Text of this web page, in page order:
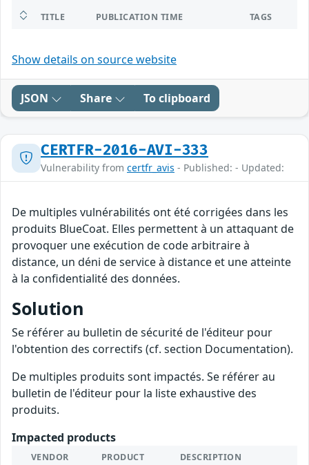
TITLE PUBLICATION TIME TAGS
Show details on source website
JSON Share To clipboard
CERTFR-2016-AVI-333
Vulnerability from certfr_avis - Published: - Updated:
De multiples vulnérabilités ont été corrigées dans les
produits BlueCoat. Elles permettent à un attaquant de
provoquer une exécution de code arbitraire à
distance, un déni de service à distance et une atteinte
à la confidentialité des données.
Solution
Se référer au bulletin de sécurité de l'éditeur pour
l'obtention des correctifs (cf. section Documentation).
De multiples produits sont impactés. Se référer au
bulletin de l'éditeur pour la liste exhaustive des
produits.
Impacted products
VENDOR PRODUCT DESCRIPTION